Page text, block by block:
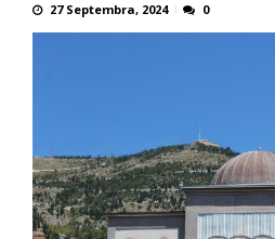
27 Septembra, 2024 0